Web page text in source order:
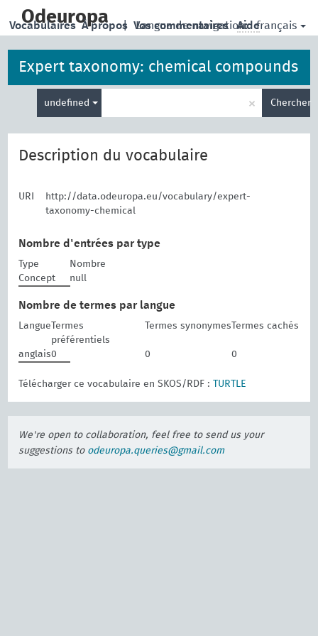
main
Odeuropa | Langue de navigation: français
Vocabulaires À propos Vos commentaires Aide
Expert taxonomy: chemical compounds
undefined
de
recherche
× Chercher
Description du vocabulaire
URI
http://data.odeuropa.eu/vocabulary/expert-
taxonomy-chemical
Nombre d'entrées par type
Type
Nombre
Concept
null
Nombre de termes par langue
Langue Termes
préférentiels
Termes synonymes Termes cachés
anglais0 0 0
Télécharger ce vocabulaire en SKOS/RDF : TURTLE
We're open to collaboration, feel free to send us your
suggestions to odeuropa.queries@gmail.com